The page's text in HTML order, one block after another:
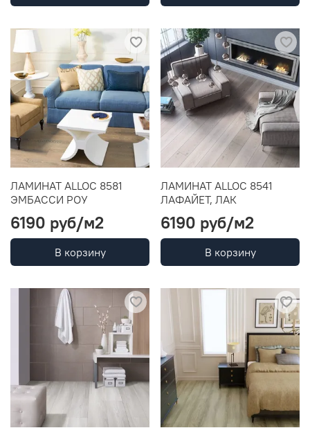
ЛАМИНАТ ALLOC 8581
ЭМБАССИ РОУ
6190 руб/м2
В корзину
ЛАМИНАТ ALLOC 8541
ЛАФАЙЕТ, ЛАК
6190 руб/м2
В корзину